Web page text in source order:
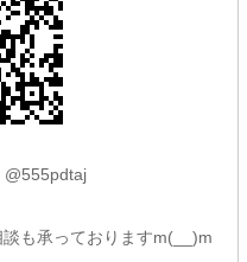
も承っておりますm(__)m